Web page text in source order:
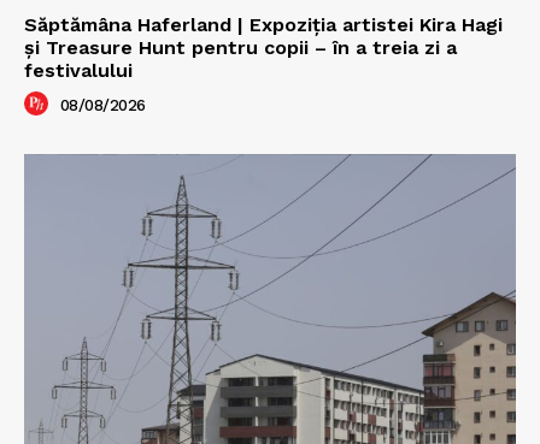
Săptămâna Haferland | Expoziţia artistei Kira Hagi
şi Treasure Hunt pentru copii – în a treia zi a
festivalului
08/08/2026